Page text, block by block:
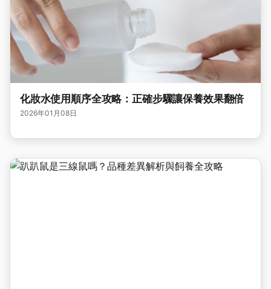
化妝水使用順序全攻略：正確步驟讓保養效果翻倍
2026年01月08日